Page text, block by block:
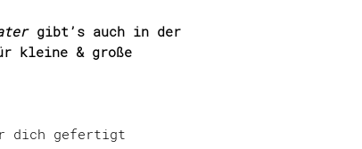
gibt’s auch in der
kleine & große
dich gefertigt